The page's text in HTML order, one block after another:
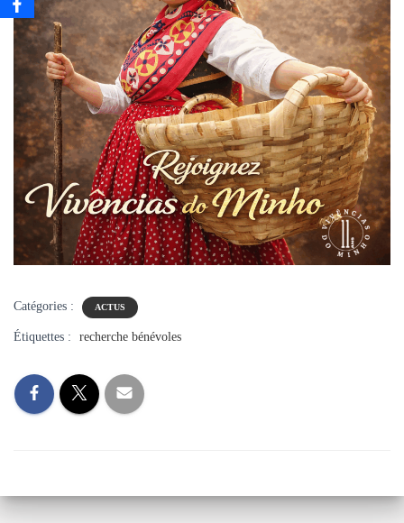
Catégories : ACTUS
Étiquettes : recherche bénévoles